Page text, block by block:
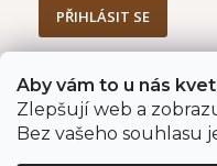
Aby vám to u nás
Zlepšují web a
Bez vašeho souhlasu
PŘIHLÁSIT SE
Jahodárna